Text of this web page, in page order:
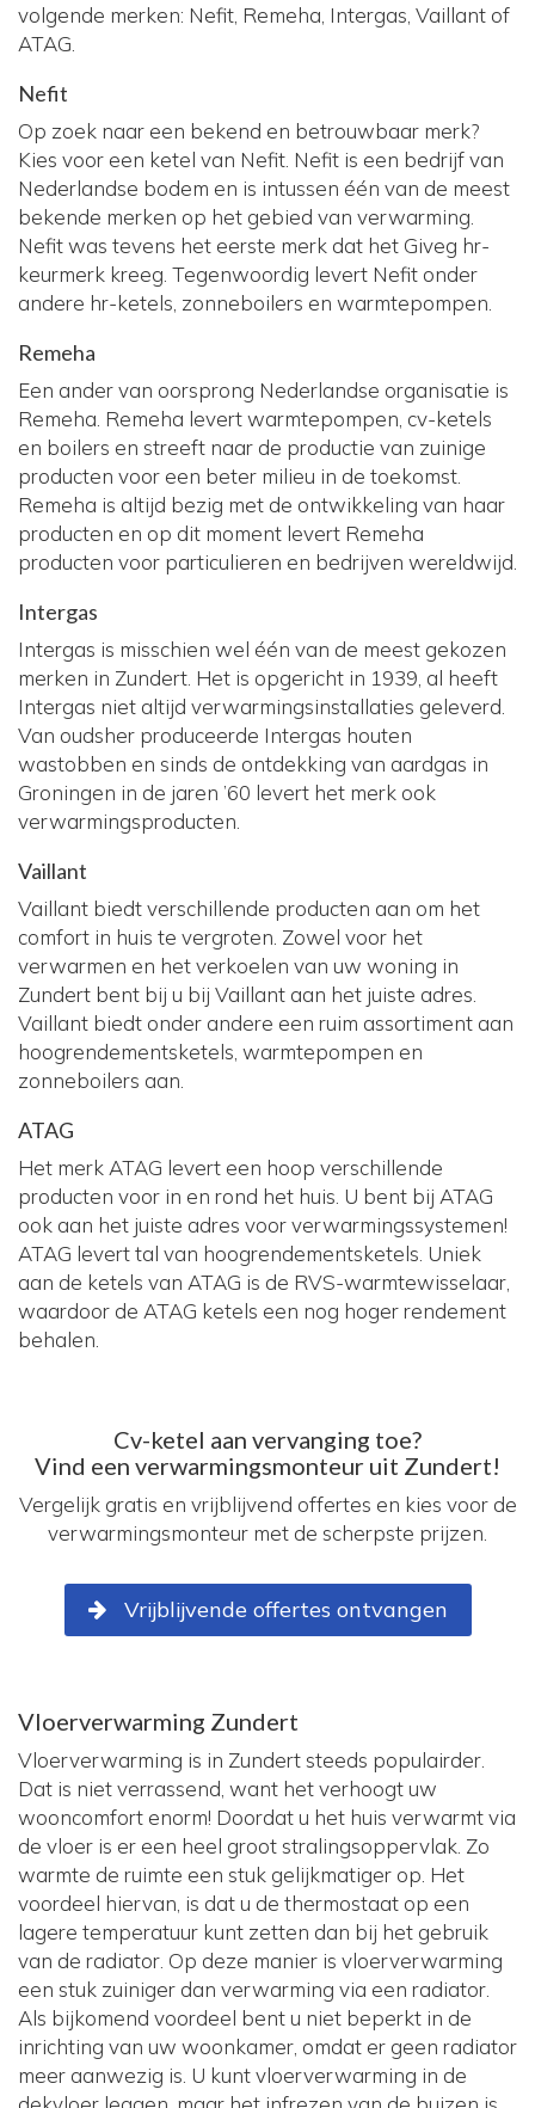
volgende merken: Nefit, Remeha, Intergas, Vaillant of
ATAG.
Nefit
Op zoek naar een bekend en betrouwbaar merk?
Kies voor een ketel van Nefit. Nefit is een bedrijf van
Nederlandse bodem en is intussen één van de meest
bekende merken op het gebied van verwarming.
Nefit was tevens het eerste merk dat het Giveg hr-
keurmerk kreeg. Tegenwoordig levert Nefit onder
andere hr-ketels, zonneboilers en warmtepompen.
Remeha
Een ander van oorsprong Nederlandse organisatie is
Remeha. Remeha levert warmtepompen, cv-ketels
en boilers en streeft naar de productie van zuinige
producten voor een beter milieu in de toekomst.
Remeha is altijd bezig met de ontwikkeling van haar
producten en op dit moment levert Remeha
producten voor particulieren en bedrijven wereldwijd.
Intergas
Intergas is misschien wel één van de meest gekozen
merken in Zundert. Het is opgericht in 1939, al heeft
Intergas niet altijd verwarmingsinstallaties geleverd.
Van oudsher produceerde Intergas houten
wastobben en sinds de ontdekking van aardgas in
Groningen in de jaren ’60 levert het merk ook
verwarmingsproducten.
Vaillant
Vaillant biedt verschillende producten aan om het
comfort in huis te vergroten. Zowel voor het
verwarmen en het verkoelen van uw woning in
Zundert bent bij u bij Vaillant aan het juiste adres.
Vaillant biedt onder andere een ruim assortiment aan
hoogrendementsketels, warmtepompen en
zonneboilers aan.
ATAG
Het merk ATAG levert een hoop verschillende
producten voor in en rond het huis. U bent bij ATAG
ook aan het juiste adres voor verwarmingssystemen!
ATAG levert tal van hoogrendementsketels. Uniek
aan de ketels van ATAG is de RVS-warmtewisselaar,
waardoor de ATAG ketels een nog hoger rendement
behalen.
Cv-ketel aan vervanging toe?
Vind een verwarmingsmonteur uit Zundert!
Vergelijk gratis en vrijblijvend offertes en kies voor de
verwarmingsmonteur met de scherpste prijzen.
Vrijblijvende offertes ontvangen
Vloerverwarming Zundert
Vloerverwarming is in Zundert steeds populairder.
Dat is niet verrassend, want het verhoogt uw
wooncomfort enorm! Doordat u het huis verwarmt via
de vloer is er een heel groot stralingsoppervlak. Zo
warmte de ruimte een stuk gelijkmatiger op. Het
voordeel hiervan, is dat u de thermostaat op een
lagere temperatuur kunt zetten dan bij het gebruik
van de radiator. Op deze manier is vloerverwarming
een stuk zuiniger dan verwarming via een radiator.
Als bijkomend voordeel bent u niet beperkt in de
inrichting van uw woonkamer, omdat er geen radiator
meer aanwezig is. U kunt vloerverwarming in de